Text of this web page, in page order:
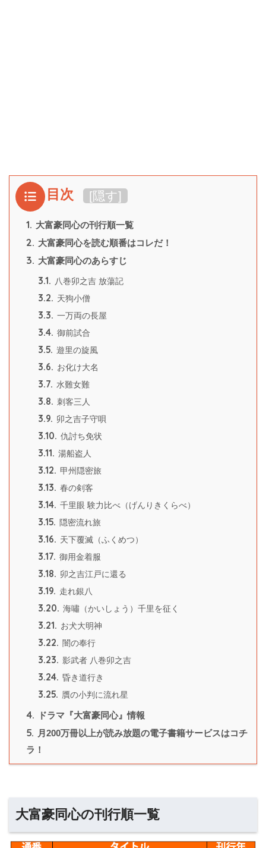
目次 [隠す]
1. 大富豪同心の刊行順一覧
2. 大富豪同心を読む順番はコレだ！
3. 大富豪同心のあらすじ
3.1. 八巻卯之吉 放蕩記
3.2. 天狗小僧
3.3. 一万両の長屋
3.4. 御前試合
3.5. 遊里の旋風
3.6. お化け大名
3.7. 水難女難
3.8. 刺客三人
3.9. 卯之吉子守唄
3.10. 仇討ち免状
3.11. 湯船盗人
3.12. 甲州隠密旅
3.13. 春の剣客
3.14. 千里眼 験力比べ（げんりきくらべ）
3.15. 隠密流れ旅
3.16. 天下覆滅（ふくめつ）
3.17. 御用金着服
3.18. 卯之吉江戸に還る
3.19. 走れ銀八
3.20. 海嘯（かいしょう）千里を征く
3.21. お犬大明神
3.22. 闇の奉行
3.23. 影武者 八巻卯之吉
3.24. 昏き道行き
3.25. 贋の小判に流れ星
4. ドラマ『大富豪同心』情報
5. 月200万冊以上が読み放題の電子書籍サービスはコチ
ラ！
大富豪同心の刊行順一覧